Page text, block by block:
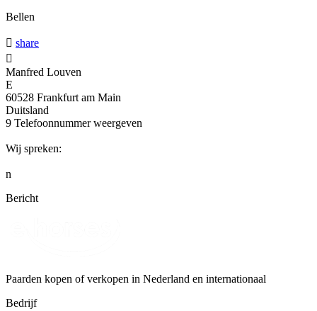
Bellen
 share

Manfred Louven
E
60528 Frankfurt am Main
Duitsland
9 Telefoonnummer weergeven
Wij spreken:
n
Bericht
Paarden kopen of verkopen in Nederland en internationaal
Bedrijf